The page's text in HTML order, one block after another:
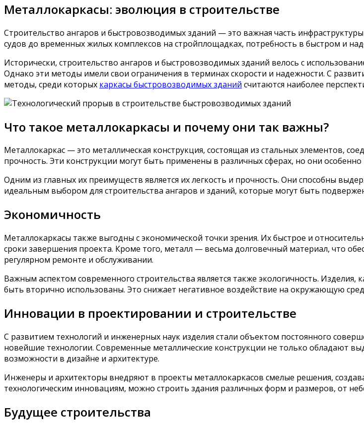
Металлокаркасы: эволюция в строительстве
Строительство ангаров и быстровозводимых зданий — это важная часть
судов до временных жилых комплексов на стройплощадках, потребность в быстром и
Исторически, строительство ангаров и быстровозводимых зданий велось с
Однако эти методы имели свои ограничения в терминах скорости и надежности. С
методы, среди которых каркасы быстровозводимых зданий считаются наиболее
Что такое металлокаркасы и почему они так важны?
Металлокаркас — это металлическая конструкция, состоящая из стальных элементов,
прочность. Эти конструкции могут быть применены в различных сферах, но они
Одним из главных их преимуществ является их легкость и прочность. Они способны
идеальным выбором для строительства ангаров и зданий, которые могут быть
Экономичность
Металлокаркасы также выгодны с экономической точки зрения. Их быстрое и
сроки завершения проекта. Кроме того, металл — весьма долговечный материал, что
регулярном ремонте и обслуживании.
Важным аспектом современного строительства является также экологичность.
быть вторично использованы. Это снижает негативное воздействие на окружающую
Инновации в проектировании и строительстве
С развитием технологий и инженерных наук изделия стали объектом постоянного
новейшие технологии. Современные металлические конструкции не только обладают
возможности в дизайне и архитектуре.
Инженеры и архитекторы внедряют в проекты металлокаркасов смелые решения,
технологическим инновациям, можно строить здания различных форм и размеров, от
Будущее строительства